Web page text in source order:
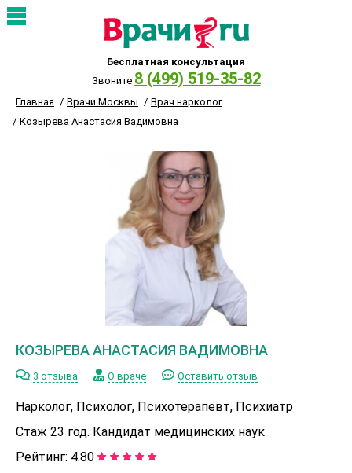
Бесплатная консультация
Звоните 8 (499) 519-35-82
Главная Врачи Москвы
Врач нарколог
Козырева Анастасия Вадимовна
КОЗЫРЕВА АНАСТАСИЯ ВАДИМОВНА
3 отзыва О враче Оставить отзыв
Нарколог, Психолог, Психотерапевт, Психиатр
Стаж 23 год. Кандидат медицинских наук
Рейтинг: 4.80